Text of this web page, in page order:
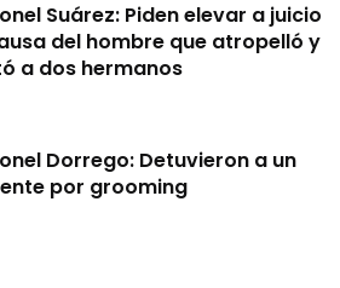
Suárez: Piden elevar a juicio
del hombre que atropelló y
a dos hermanos
Dorrego: Detuvieron a un
por grooming